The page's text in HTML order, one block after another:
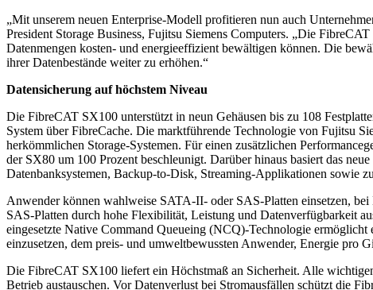
„Mit unserem neuen Enterprise-Modell profitieren nun auch
President Storage Business, Fujitsu Siemens Computers. „Die
Datenmengen kosten- und energieeffizient bewältigen können. Die
ihrer Datenbestände weiter zu erhöhen.“
Datensicherung auf höchstem Niveau
Die FibreCAT SX100 unterstützt in neun Gehäusen bis zu 108
System über FibreCache. Die marktführende Technologie von Fujitsu
herkömmlichen Storage-Systemen. Für einen zusätzlichen
der SX80 um 100 Prozent beschleunigt. Darüber hinaus basiert das
Datenbanksystemen, Backup-to-Disk, Streaming-Applikationen sowie
Anwender können wahlweise SATA-II- oder SAS-Platten einsetzen,
SAS-Platten durch hohe Flexibilität, Leistung und Datenverfügbarkeit
eingesetzte Native Command Queueing (NCQ)-Technologie
einzusetzen, dem preis- und umweltbewussten Anwender, Energie pro
Die FibreCAT SX100 liefert ein Höchstmaß an Sicherheit. Alle
Betrieb austauschen. Vor Datenverlust bei Stromausfällen schützt die